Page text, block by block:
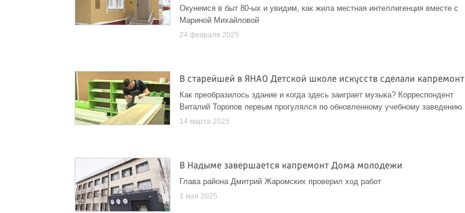
Окунемся в быт 80-ых и увидим, как жила местная интеллигенция вместе с
Мариной Михайловой
24 февраля 2025
В старейшей в ЯНАО Детской школе искусств сделали капремонт
Как преобразилось здание и когда здесь заиграет музыка? Корреспондент
Виталий Торопов первым прогулялся по обновленному учебному заведению
14 марта 2025
В Надыме завершается капремонт Дома молодежи
Глава района Дмитрий Жаромских проверил ход работ
1 мая 2025